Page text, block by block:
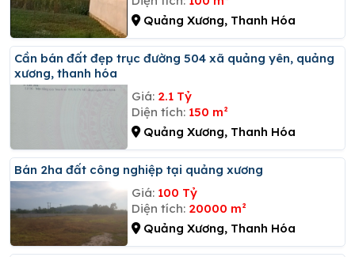
Quảng Xương, Thanh Hóa
Cần bán đất đẹp trục đường 504 xã quảng yên, quảng
xương, thanh hóa
Giá: 2.1 Tỷ
Diện tích: 150 m²
Quảng Xương, Thanh Hóa
Bán 2ha đất công nghiệp tại quảng xương
Giá: 100 Tỷ
Diện tích: 20000 m²
Quảng Xương, Thanh Hóa